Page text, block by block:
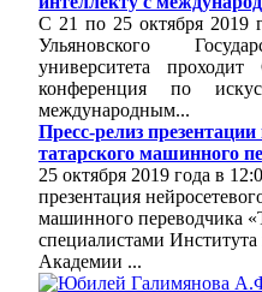
С 21 по 25 октября 2019
Ульяновского
университета проходит
конференция по
международным...
Пресс-релиз презентации
татарского машинного
25 октября 2019 года в
презентация
машинного переводчика
специалистами
Академии ...